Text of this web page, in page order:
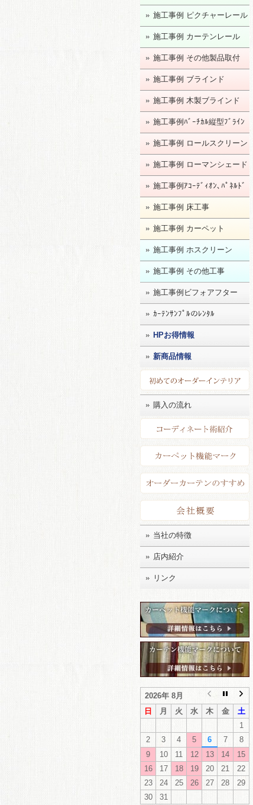
施工事例 ピクチャーレール
施工事例 カーテンレール
施工事例 その他製品取付
施工事例 ブラインド
施工事例 木製ブラインド
施工事例ﾊﾞｰﾁｶﾙ縦型ﾌﾞﾗｲﾝ
ﾄﾞ 施工事例 ロールスクリーン
施工事例 ローマンシェード
施工事例ｱｺｰﾃﾞｨｵﾝ､ﾊﾟﾈﾙﾄﾞ
施工事例 床工事
施工事例 カーペット
施工事例 ホスクリーン
施工事例 その他工事
施工事例ビフォアフター
ｶｰﾃﾝｻﾝﾌﾟﾙのﾚﾝﾀﾙ
HPお得情報
新商品情報
購入の流れ
当社の特徴
店内紹介
リンク
2026年 8月
日
月 火 水 木 金
土
1
2
3 4 5 6 7
8
9
10 11 12 13 14
15
16
17 18 19 20 21
22
23
24 25 26 27 28
29
30
31